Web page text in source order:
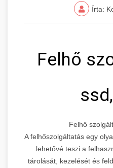
Írta:
Felhő
Felhő
A felhőszolgáltatás egy
lehetővé teszi a
tárolását, kezelését és